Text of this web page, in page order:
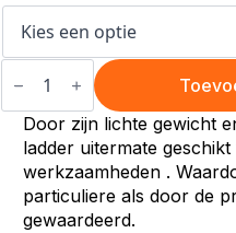
Enkele
ladder
Door zijn lichte gewicht
ladder uitermate
werkzaamheden .
particuliere als door de
gewaardeerd.